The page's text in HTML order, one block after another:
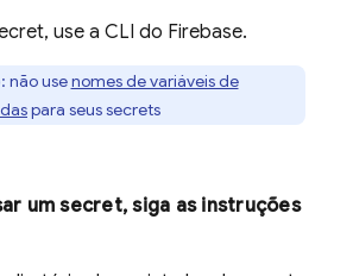
use a CLI do Firebase.
: não usenomes de variáveis de
para seus secrets
um secret, siga as instruções